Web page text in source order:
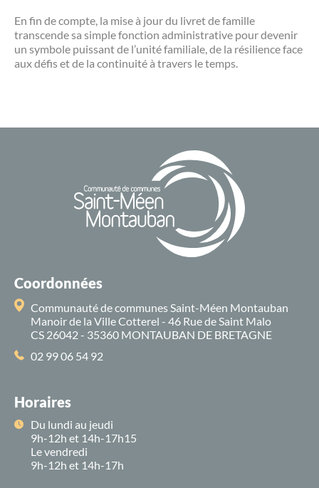
En fin de compte, la mise à jour du livret de famille
transcende sa simple fonction administrative pour devenir
un symbole puissant de l’unité familiale, de la résilience face
aux défis et de la continuité à travers le temps.
Coordonnées
Communauté de communes Saint-Méen Montauban
Manoir de la Ville Cotterel - 46 Rue de Saint Malo
CS 26042 - 35360 MONTAUBAN DE BRETAGNE
02 99 06 54 92
Horaires
Du lundi au jeudi
9h-12h et 14h-17h15
Le vendredi
9h-12h et 14h-17h